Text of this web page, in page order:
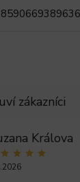
8590669389636
Králova